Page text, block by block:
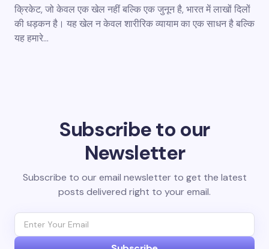
क्रिकेट, जो केवल एक खेल नहीं बल्कि एक जुनून है, भारत में लाखों दिलों
की धड़कन है। यह खेल न केवल शारीरिक व्यायाम का एक साधन है बल्कि
यह हमारे…
Subscribe to our
Newsletter
Subscribe to our email newsletter to get the latest
posts delivered right to your email.